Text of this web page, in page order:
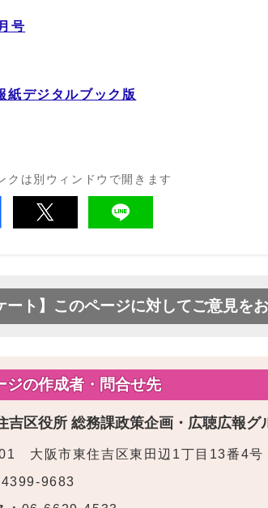
号
紙デジタルブック版
クは別ウィンドウで開きます
ート】このページに対してご意見を
ジの作成者・問合せ先
吉区役所 総務課政策企画・広聴広報グ
大阪市東住吉区東田辺1丁目13番4号
9683